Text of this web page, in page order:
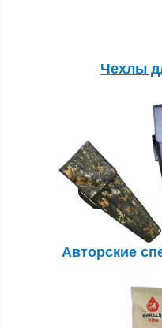
Чехлы
Авторские